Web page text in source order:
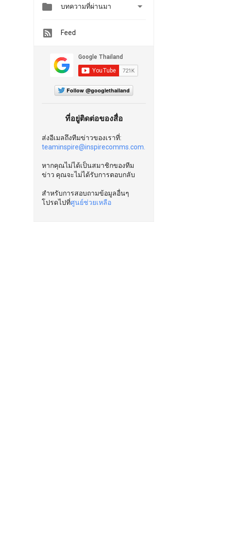
 บทความที่ผ่านมา 
Feed
Follow @googlethailand
ที่อยู่ติดต่อของสื่อ
ส่งอีเมลถึงทีมข่าวของเราที่:
teaminspire@inspirecomms.com.
หากคุณไม่ได้เป็นสมาชิกของทีม
ข่าว คุณจะไม่ได้รับการตอบกลับ
สำหรับการสอบถามข้อมูลอื่นๆ
โปรดไปที่ศูนย์ช่วยเหลือ